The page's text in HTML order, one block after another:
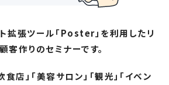
拡張ツール「Poster」を利用したリ
客作りのセミナーです。
店」「美容サロン」「観光」「イベン